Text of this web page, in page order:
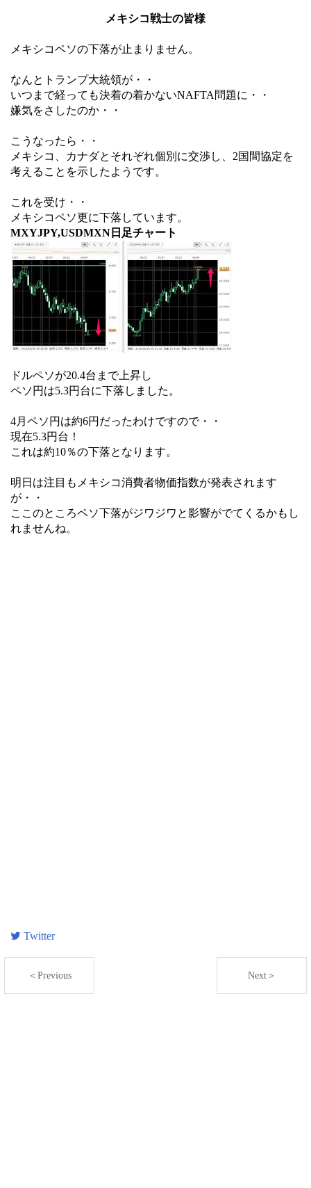
メキシコ戦士の皆様
メキシコペソの下落が止まりません。
なんとトランプ大統領が・・
いつまで経っても決着の着かないNAFTA問題に・・
嫌気をさしたのか・・
こうなったら・・
メキシコ、カナダとそれぞれ個別に交渉し、2国間協定を
考えることを示したようです。
これを受け・・
メキシコペソ更に下落しています。
MXYJPY,USDMXN日足チャート
ドルペソが20.4台まで上昇し
ペソ円は5.3円台に下落しました。
4月ペソ円は約6円だったわけですので・・
現在5.3円台！
これは約10％の下落となります。
明日は注目もメキシコ消費者物価指数が発表されます
が・・
ここのところペソ下落がジワジワと影響がでてくるかもし
れませんね。
Twitter
＜Previous Next＞